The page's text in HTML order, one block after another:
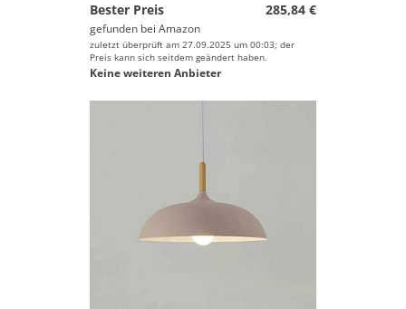
Bester Preis
285,84 €
gefunden bei Amazon
zuletzt überprüft am 27.09.2025 um 00:03; der
Preis kann sich seitdem geändert haben.
Keine weiteren Anbieter